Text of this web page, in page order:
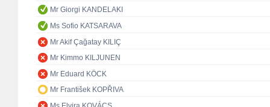
Mr Giorgi KANDELAKI
Ms Sofio KATSARAVA
Mr Akif Çağatay KILIÇ
Mr Kimmo KILJUNEN
Mr Eduard KÖCK
Mr František KOPŘIVA